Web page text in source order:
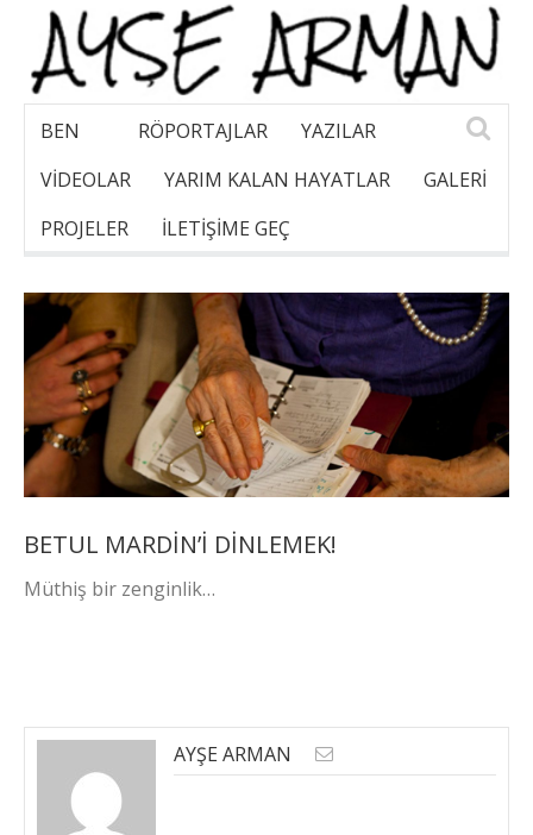
BEN RÖPORTAJLAR
YAZILAR
VİDEOLAR
YARIM KALAN HAYATLAR
GALERI
PROJELER
İLETİŞİME GEÇ
BETUL MARDİN’İ DİNLEMEK!
Müthiş bir zenginlik…
AYŞE ARMAN